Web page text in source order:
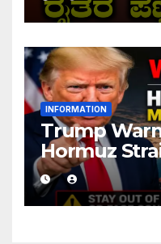
INFORMATION
Trump
Hormuz
With Iran